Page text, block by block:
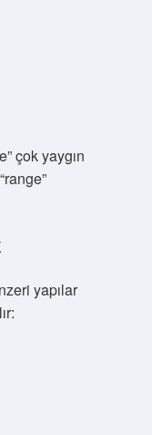
çok yaygın
yapılar